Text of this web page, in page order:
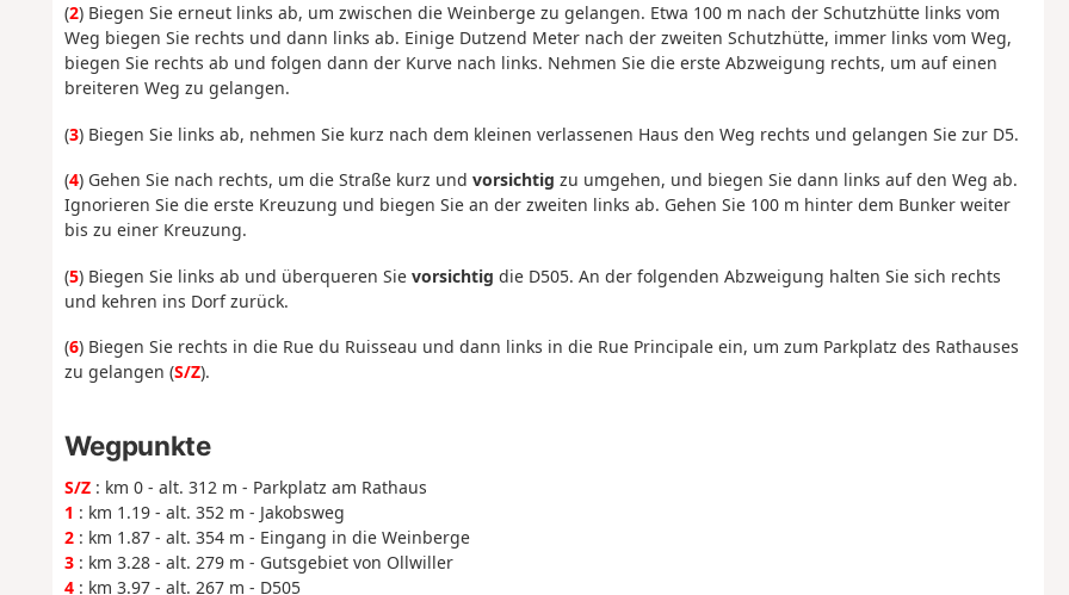
(2) Biegen Sie erneut links ab, um zwischen die Weinberge zu gelangen. Etwa 100 m nach der Schutzhütte links vom
Weg biegen Sie rechts und dann links ab. Einige Dutzend Meter nach der zweiten Schutzhütte, immer links vom Weg,
biegen Sie rechts ab und folgen dann der Kurve nach links. Nehmen Sie die erste Abzweigung rechts, um auf einen
breiteren Weg zu gelangen.
(3) Biegen Sie links ab, nehmen Sie kurz nach dem kleinen verlassenen Haus den Weg rechts und gelangen Sie zur D5.
(4) Gehen Sie nach rechts, um die Straße kurz und vorsichtig zu umgehen, und biegen Sie dann links auf den Weg ab.
Ignorieren Sie die erste Kreuzung und biegen Sie an der zweiten links ab. Gehen Sie 100 m hinter dem Bunker weiter
bis zu einer Kreuzung.
(5) Biegen Sie links ab und überqueren Sie vorsichtig die D505. An der folgenden Abzweigung halten Sie sich rechts
und kehren ins Dorf zurück.
(6) Biegen Sie rechts in die Rue du Ruisseau und dann links in die Rue Principale ein, um zum Parkplatz des Rathauses
zu gelangen (S/Z).
Wegpunkte
S/Z: km 0 - alt. 312 m - Parkplatz am Rathaus
1 : km 1.19 - alt. 352 m - Jakobsweg
2: km 1.87 - alt. 354 m - Eingang in die Weinberge
3: km 3.28 - alt. 279 m - Gutsgebiet von Ollwiller
4: km 3.97 - alt. 267 m - D505